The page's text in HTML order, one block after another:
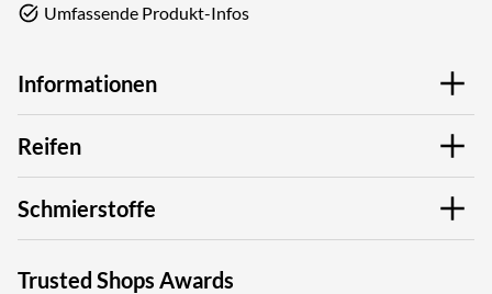
Umfassende Produkt-Infos
Informationen
Reifen
Schmierstoffe
Trusted Shops Awards